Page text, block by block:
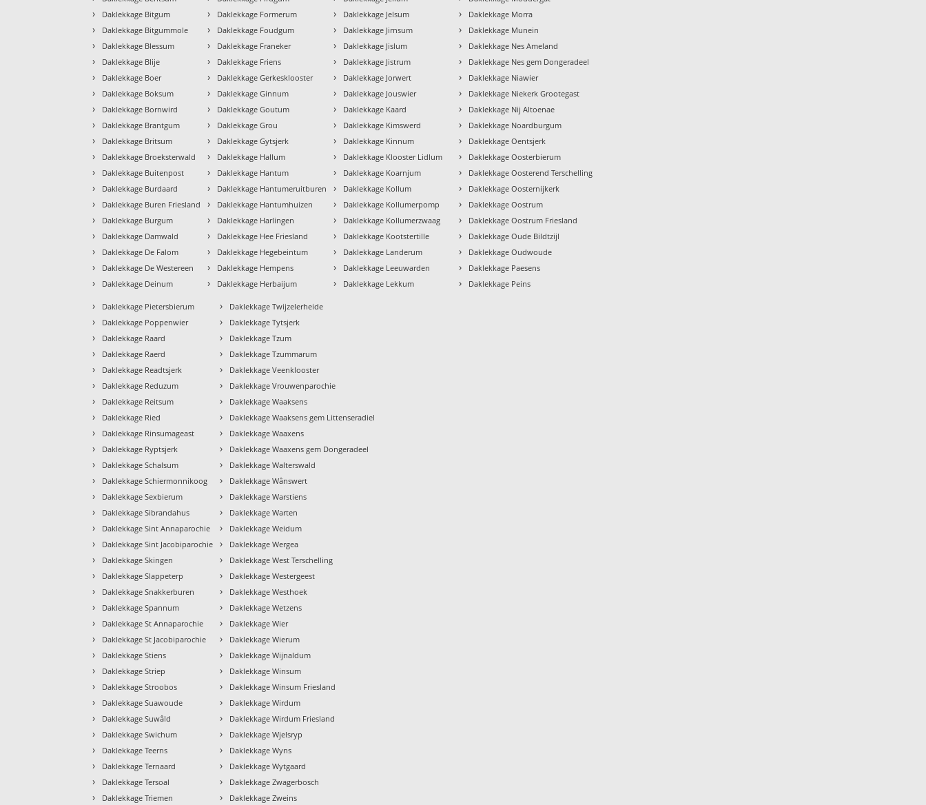
› Daklekkage Bitgum
› Daklekkage Bitgummole
› Daklekkage Blessum
› Daklekkage Blije
› Daklekkage Boer
› Daklekkage Boksum
› Daklekkage Bornwird
› Daklekkage Brantgum
› Daklekkage Britsum
› Daklekkage Broeksterwald
› Daklekkage Buitenpost
› Daklekkage Burdaard
› Daklekkage Buren Friesland
› Daklekkage Burgum
› Daklekkage Damwald
› Daklekkage De Falom
› Daklekkage De Westereen
› Daklekkage Deinum
› Daklekkage Formerum
› Daklekkage Foudgum
› Daklekkage Franeker
› Daklekkage Friens
› Daklekkage Gerkesklooster
› Daklekkage Ginnum
› Daklekkage Goutum
› Daklekkage Grou
› Daklekkage Gytsjerk
› Daklekkage Hallum
› Daklekkage Hantum
› Daklekkage Hantumeruitburen
› Daklekkage Hantumhuizen
› Daklekkage Harlingen
› Daklekkage Hee Friesland
› Daklekkage Hegebeintum
› Daklekkage Hempens
› Daklekkage Herbaijum
› Daklekkage Jelsum
› Daklekkage Jirnsum
› Daklekkage Jislum
› Daklekkage Jistrum
› Daklekkage Jorwert
› Daklekkage Jouswier
› Daklekkage Kaard
› Daklekkage Kimswerd
› Daklekkage Kinnum
› Daklekkage Klooster Lidlum
› Daklekkage Koarnjum
› Daklekkage Kollum
› Daklekkage Kollumerpomp
› Daklekkage Kollumerzwaag
› Daklekkage Kootstertille
› Daklekkage Landerum
› Daklekkage Leeuwarden
› Daklekkage Lekkum
› Daklekkage Morra
› Daklekkage Munein
› Daklekkage Nes Ameland
› Daklekkage Nes gem Dongeradeel
› Daklekkage Niawier
› Daklekkage Niekerk Grootegast
› Daklekkage Nij Altoenae
› Daklekkage Noardburgum
› Daklekkage Oentsjerk
› Daklekkage Oosterbierum
› Daklekkage Oosterend Terschelling
› Daklekkage Oosternijkerk
› Daklekkage Oostrum
› Daklekkage Oostrum Friesland
› Daklekkage Oude Bildtzijl
› Daklekkage Oudwoude
› Daklekkage Paesens
› Daklekkage Peins
› Daklekkage Pietersbierum
› Daklekkage Poppenwier
› Daklekkage Raard
› Daklekkage Raerd
› Daklekkage Readtsjerk
› Daklekkage Reduzum
› Daklekkage Reitsum
› Daklekkage Ried
› Daklekkage Rinsumageast
› Daklekkage Ryptsjerk
› Daklekkage Schalsum
› Daklekkage Schiermonnikoog
› Daklekkage Sexbierum
› Daklekkage Sibrandahus
› Daklekkage Sint Annaparochie
› Daklekkage Sint Jacobiparochie
› Daklekkage Skingen
› Daklekkage Slappeterp
› Daklekkage Snakkerburen
› Daklekkage Spannum
› Daklekkage St Annaparochie
› Daklekkage St Jacobiparochie
› Daklekkage Stiens
› Daklekkage Striep
› Daklekkage Stroobos
› Daklekkage Suawoude
› Daklekkage Suwâld
› Daklekkage Swichum
› Daklekkage Teerns
› Daklekkage Ternaard
› Daklekkage Tersoal
› Daklekkage Triemen
› Daklekkage Twijzelerheide
› Daklekkage Tytsjerk
› Daklekkage Tzum
› Daklekkage Tzummarum
› Daklekkage Veenklooster
› Daklekkage Vrouwenparochie
› Daklekkage Waaksens
› Daklekkage Waaksens gem Littenseradiel
› Daklekkage Waaxens
› Daklekkage Waaxens gem Dongeradeel
› Daklekkage Walterswald
› Daklekkage Wânswert
› Daklekkage Warstiens
› Daklekkage Warten
› Daklekkage Weidum
› Daklekkage Wergea
› Daklekkage West Terschelling
› Daklekkage Westergeest
› Daklekkage Westhoek
› Daklekkage Wetzens
› Daklekkage Wier
› Daklekkage Wierum
› Daklekkage Wijnaldum
› Daklekkage Winsum
› Daklekkage Winsum Friesland
› Daklekkage Wirdum
› Daklekkage Wirdum Friesland
› Daklekkage Wjelsryp
› Daklekkage Wyns
› Daklekkage Wytgaard
› Daklekkage Zwagerbosch
› Daklekkage Zweins